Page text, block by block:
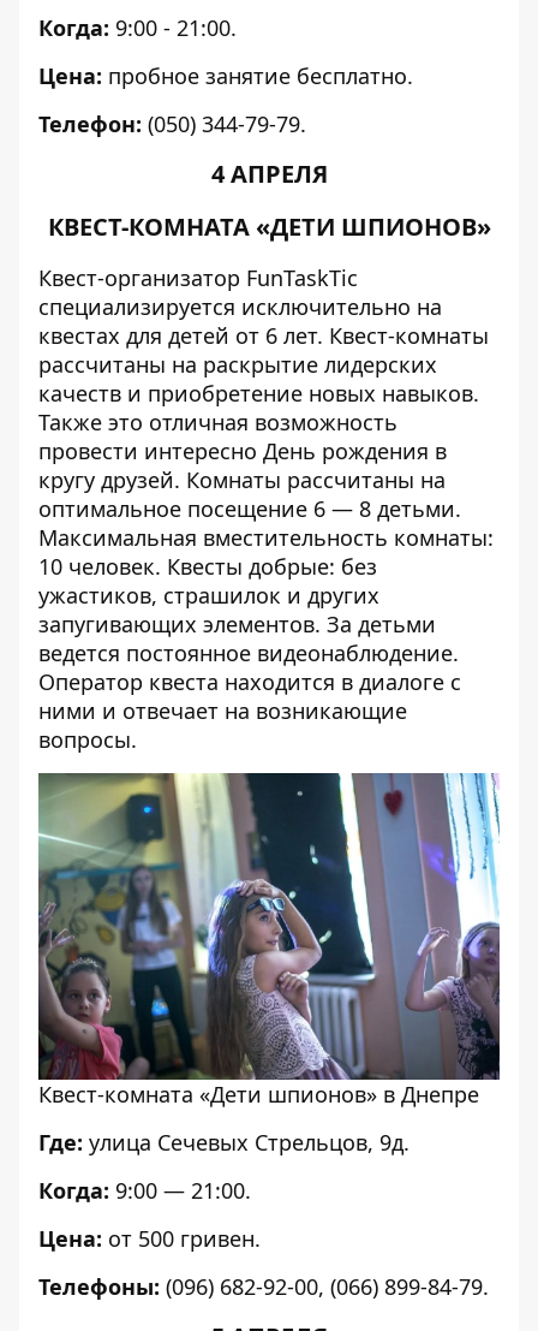
Когда: 9:00 - 21:00.
Цена: пробное занятие бесплатно.
Телефон: (050) 344-79-79.
4 АПРЕЛЯ
КВЕСТ-КОМНАТА «ДЕТИ ШПИОНОВ»
Квест-организатор FunTaskTic
специализируется исключительно на
квестах для детей от 6 лет. Квест-комнаты
рассчитаны на раскрытие лидерских
качеств и приобретение новых навыков.
Также это отличная возможность
провести интересно День рождения в
кругу друзей. Комнаты рассчитаны на
оптимальное посещение 6 — 8 детьми.
Максимальная вместительность комнаты:
10 человек. Квесты добрые: без
ужастиков, страшилок и других
запугивающих элементов. За детьми
ведется постоянное видеонаблюдение.
Оператор квеста находится в диалоге с
ними и отвечает на возникающие
вопросы.
Квест-комната «Дети шпионов» в Днепре
Где: улица Сечевых Стрельцов, 9д.
Когда: 9:00 — 21:00.
Цена: от 500 гривен.
Телефоны: (096) 682-92-00, (066) 899-84-79.